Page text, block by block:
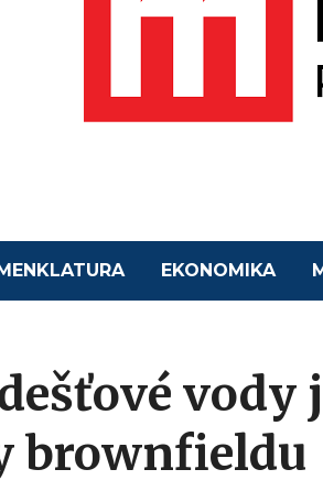
EKONOMIKA
vody
brownfieldu